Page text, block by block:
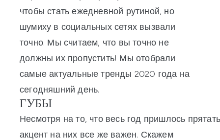
чтобы стать ежедневной рутиной, но
шумиху в социальных сетях вызвали
точно. Мы считаем, что вы точно не
должны их пропустить! Мы отобрали
самые актуальные тренды 2020 года на
сегодняшний день.
ГУБЫ
Несмотря на то, что весь год пришлось
акцент на них все же важен. Скажем